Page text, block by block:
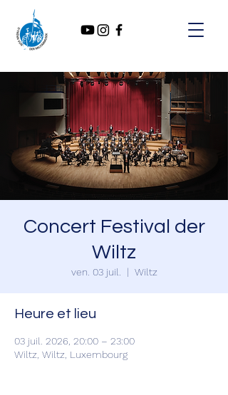
Concert Festival der
Wiltz
ven. 03 juil.
  |
Wiltz
Heure et lieu
03 juil. 2026, 20:00 – 23:00
Wiltz, Wiltz, Luxembourg